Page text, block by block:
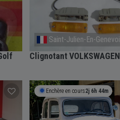
Saint-Julien-En-
Clignotant
Enchère en cours2j 6h 44m